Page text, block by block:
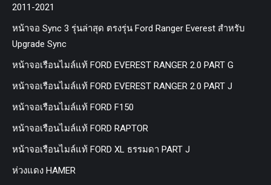
2011-2021
หน้าจอ Sync 3 รุ่นล่าสุด ตรงรุ่น Ford Ranger Everest สำหรับ
Upgrade Sync
หน้าจอเรือนไมล์แท้ FORD EVEREST RANGER 2.0 PART G
หน้าจอเรือนไมล์แท้ FORD EVEREST RANGER 2.0 PART J
หน้าจอเรือนไมล์แท้ FORD F150
หน้าจอเรือนไมล์แท้ FORD RAPTOR
หน้าจอเรือนไมล์แท้ FORD XL ธรรมดา PART J
ห่วงแดง HAMER